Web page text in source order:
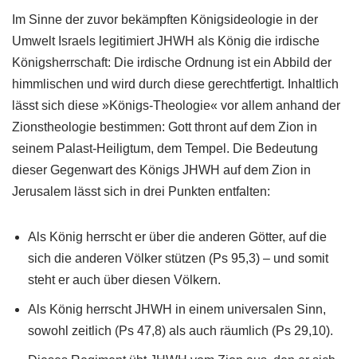
Im Sinne der zuvor bekämpften Königsideologie in der
Umwelt Israels legitimiert JHWH als König die irdische
Königsherrschaft: Die irdische Ordnung ist ein Abbild der
himmlischen und wird durch diese gerechtfertigt. Inhaltlich
lässt sich diese »Königs-Theologie« vor allem anhand der
Zionstheologie bestimmen: Gott thront auf dem Zion in
seinem Palast-Heiligtum, dem Tempel. Die Bedeutung
dieser Gegenwart des Königs JHWH auf dem Zion in
Jerusalem lässt sich in drei Punkten entfalten:
Als König herrscht er über die anderen Götter, auf die
sich die anderen Völker stützen (Ps 95,3) – und somit
steht er auch über diesen Völkern.
Als König herrscht JHWH in einem universalen Sinn,
sowohl zeitlich (Ps 47,8) als auch räumlich (Ps 29,10).